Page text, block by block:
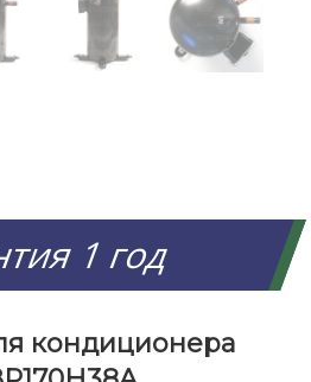
1 год
кондиционера